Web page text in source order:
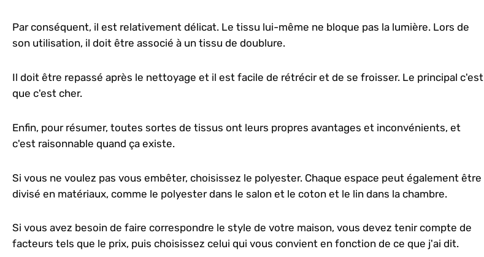
Par conséquent, il est relativement délicat. Le tissu lui-même ne bloque pas la lumière. Lors de
son utilisation, il doit être associé à un tissu de doublure.
Il doit être repassé après le nettoyage et il est facile de rétrécir et de se froisser. Le principal c'est
que c'est cher.
Enfin, pour résumer, toutes sortes de tissus ont leurs propres avantages et inconvénients, et
c'est raisonnable quand ça existe.
Si vous ne voulez pas vous embêter, choisissez le polyester. Chaque espace peut également être
divisé en matériaux, comme le polyester dans le salon et le coton et le lin dans la chambre.
Si vous avez besoin de faire correspondre le style de votre maison, vous devez tenir compte de
facteurs tels que le prix, puis choisissez celui qui vous convient en fonction de ce que j'ai dit.